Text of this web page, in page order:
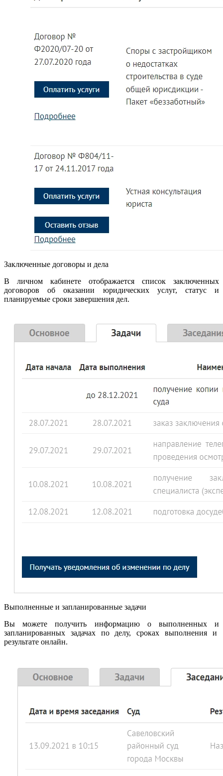
Заключенные договоры и дела
В личном кабинете отображается список заключенных
договоров об оказании юридических услуг, статус и
планируемые сроки завершения дел.
Выполненные и запланированные задачи
Вы можете получить информацию о выполненных и
запланированных задачах по делу, сроках выполнения и
результате онлайн.